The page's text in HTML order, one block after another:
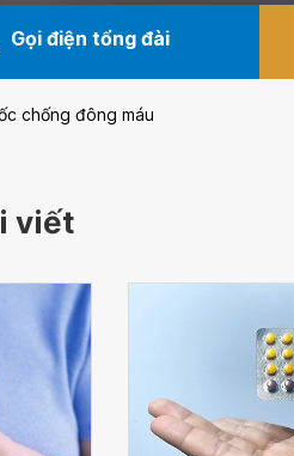
Gọi điện tổng đài
chống đông máu
viết